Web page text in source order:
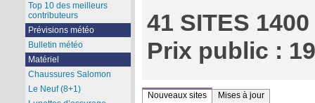
41 SITES
Prix public :
Nouveaux sites Mises à jour
Top 10 des meilleurs
contributeurs
Prévisions météo
Bulletin météo
Matériel
Chaussures Salomon
Le Neuf (8+1)